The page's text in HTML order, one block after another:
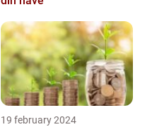
19 february 2024